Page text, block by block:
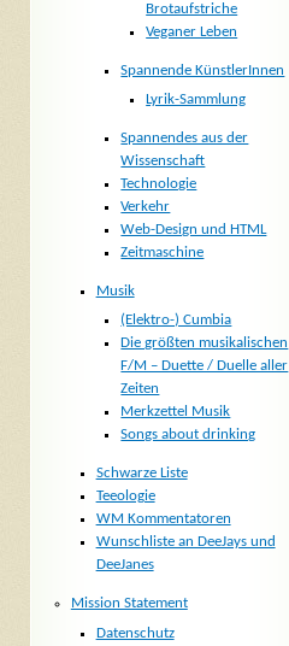
Brotaufstriche
Veganer Leben
Spannende KünstlerInnen
Lyrik-Sammlung
Spannendes aus der
Wissenschaft
Technologie
Verkehr
Web-Design und HTML
Zeitmaschine
Musik
(Elektro-) Cumbia
Die größten musikalischen
F/M – Duette / Duelle aller
Zeiten
Merkzettel Musik
Songs about drinking
Schwarze Liste
Teeologie
WM Kommentatoren
Wunschliste an DeeJays und
DeeJanes
Mission Statement
Datenschutz